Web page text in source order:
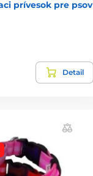
prívesok pre psov
Detail